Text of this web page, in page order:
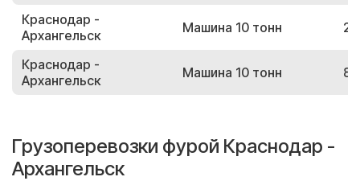
Краснодар -
Архангельск
Машина 10 тонн
Краснодар -
Архангельск
Машина 10 тонн
Грузоперевозки фурой Краснодар -
Архангельск